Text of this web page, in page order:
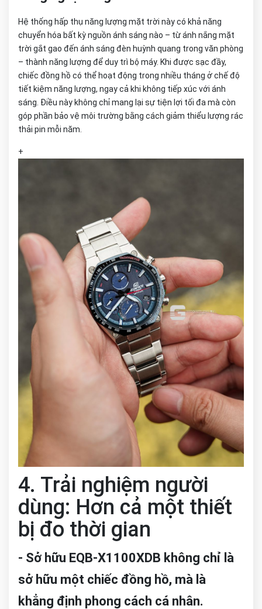
Hệ thống hấp thụ năng lượng mặt trời này có khả năng
chuyển hóa bất kỳ nguồn ánh sáng nào – từ ánh nắng mặt
trời gắt gao đến ánh sáng đèn huỳnh quang trong văn phòng
– thành năng lượng để duy trì bộ máy. Khi được sạc đầy,
chiếc đồng hồ có thể hoạt động trong nhiều tháng ở chế độ
tiết kiệm năng lượng, ngay cả khi không tiếp xúc với ánh
sáng. Điều này không chỉ mang lại sự tiện lợi tối đa mà còn
góp phần bảo vệ môi trường bằng cách giảm thiểu lượng rác
thải pin mỗi năm.
+
4. Trải nghiệm người
dùng: Hơn cả một thiết
bị đo thời gian
- Sở hữu EQB-X1100XDB không chỉ là
sở hữu một chiếc đồng hồ, mà là
khẳng định phong cách cá nhân.